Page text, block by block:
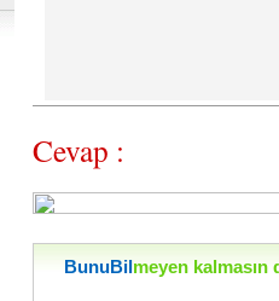
Cevap :
BunuBil meyen kalmasın